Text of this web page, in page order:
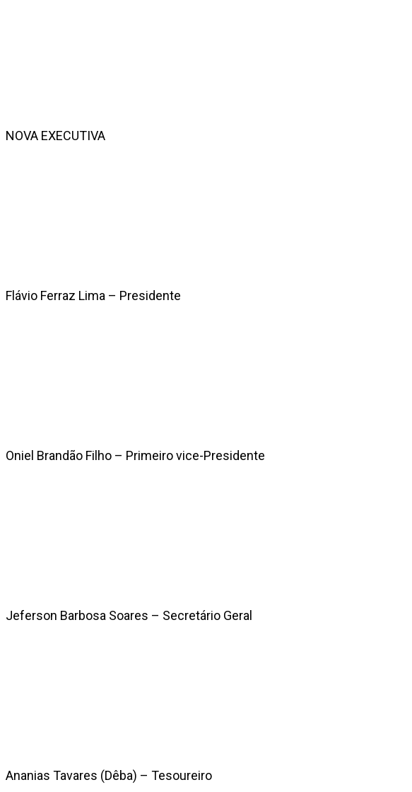
NOVA EXECUTIVA
Flávio Ferraz Lima – Presidente
Oniel Brandão Filho – Primeiro vice-Presidente
Jeferson Barbosa Soares – Secretário Geral
Ananias Tavares (Dêba) – Tesoureiro